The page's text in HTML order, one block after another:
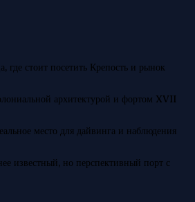
где стоит посетить Крепость и рынок
архитектурой и фортом XVII
место для дайвинга и наблюдения
известный, но перспективный порт с